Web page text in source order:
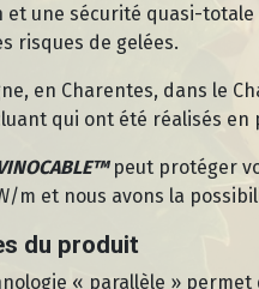
et une sécurité quasi-
risques de gelées.
en Charentes, dans le
qui ont été réalisés en
peut protéger
m et nous avons la
du produit
« parallèle »